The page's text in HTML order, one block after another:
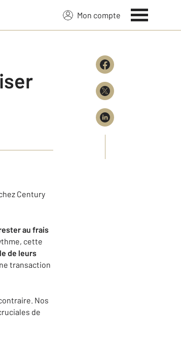
Mon compte
Century
au frais
cette
de leurs
transaction
Nos
de